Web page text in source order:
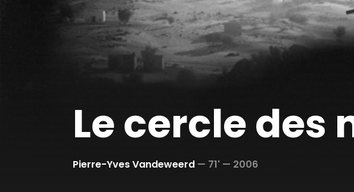
Le cercle des
Pierre-Yves Vandeweerd — 71' — 2006